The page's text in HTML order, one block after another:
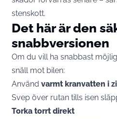
stenskott.
Det här är den
snabbversionen
Om du vill ha snabbast
snäll mot bilen:
Använd varmt kranvatten i
Svep över rutan tills isen
Torka torrt direkt